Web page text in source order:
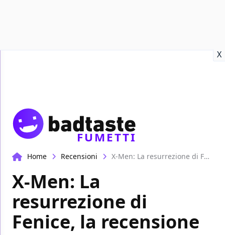
X
FUMETTI
Home Recensioni X-Men: La resurrezione di Fenice, la recensione
X-Men: La
resurrezione di
Fenice, la recensione